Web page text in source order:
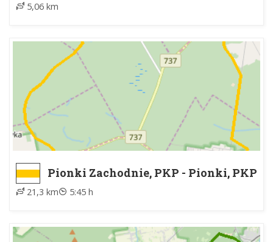
5,06 km
Pionki Zachodnie, PKP - Pionki, PKP
21,3 km 5:45 h